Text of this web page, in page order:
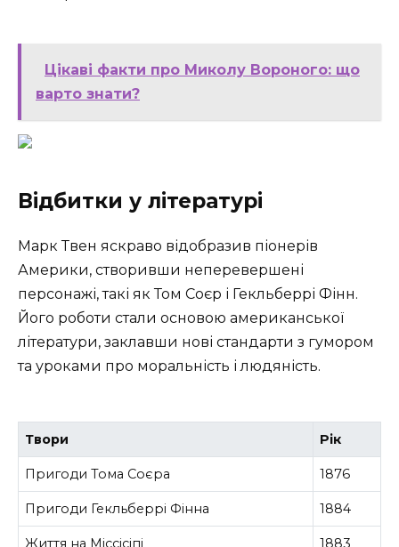
Цікаві факти про Миколу Вороного: що
варто знати?
Відбитки у літературі
Марк Твен яскраво відобразив піонерів
Америки, створивши неперевершені
персонажі, такі як Том Соєр і Гекльберрі Фінн.
Його роботи стали основою американської
літератури, заклавши нові стандарти з гумором
та уроками про моральність і людяність.
Твори Рік
Пригоди Тома Соєра 1876
Пригоди Гекльберрі Фінна 1884
Життя на Міссісіпі 1883